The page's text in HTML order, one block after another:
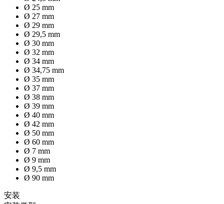
Ø 25 mm
Ø 27 mm
Ø 29 mm
Ø 29,5 mm
Ø 30 mm
Ø 32 mm
Ø 34 mm
Ø 34,75 mm
Ø 35 mm
Ø 37 mm
Ø 38 mm
Ø 39 mm
Ø 40 mm
Ø 42 mm
Ø 50 mm
Ø 60 mm
Ø 7 mm
Ø 9 mm
Ø 9,5 mm
Ø 90 mm
安装